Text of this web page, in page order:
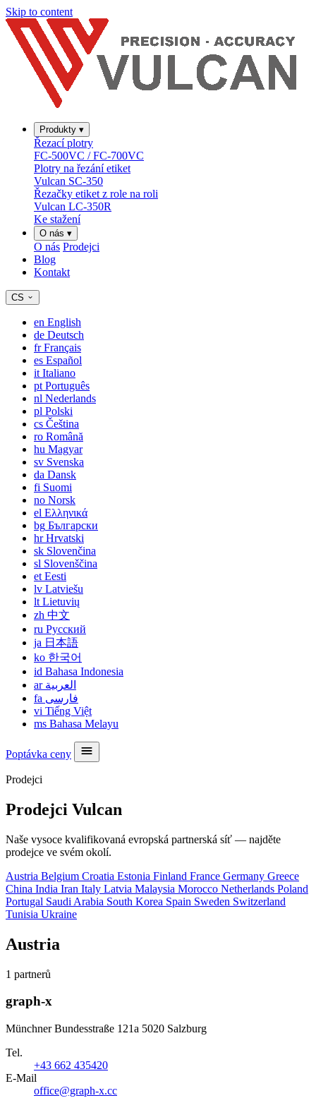
Skip to content
Produkty ▾
Řezací plotry
FC-500VC / FC-700VC
Plotry na řezání etiket
Vulcan SC-350
Řezačky etiket z role na roli
Vulcan LC-350R
Ke stažení
O nás ▾
O nás Prodejci
Blog
Kontakt
CS
en English
de Deutsch
frFrançais
es Español
it Italiano
pt Português
nl Nederlands
pl Polski
cs Čeština
ro Română
hu Magyar
sv Svenska
da Dansk
fi Suomi
no Norsk
el Ελληνικά
bg Български
hrHrvatski
sk Slovenčina
sl Slovenščina
et Eesti
lv Latviešu
lt Lietuvių
zh 中文
ru Русский
ja 日本語
ko 한국어
id Bahasa Indonesia
ar العربية
fa فارسی
vi Tiếng Việt
ms Bahasa Melayu
Poptávka ceny
Prodejci
Prodejci Vulcan
Naše vysoce kvalifikovaná evropská partnerská síť — najděte
prodejce ve svém okolí.
Austria Belgium Croatia Estonia Finland France Germany Greece
China India Iran Italy Latvia Malaysia Morocco Netherlands Poland
Portugal Saudi Arabia South Korea Spain Sweden Switzerland
Tunisia Ukraine
Austria
1 partnerů
graph-x
Münchner Bundesstraße 121a 5020 Salzburg
Tel.
+43 662 435420
E-Mail
office@graph-x.cc